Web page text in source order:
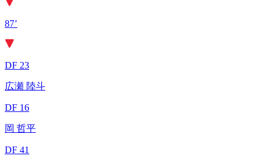
87’
DF 23
広瀬 陸斗
DF 16
岡 哲平
DF 41